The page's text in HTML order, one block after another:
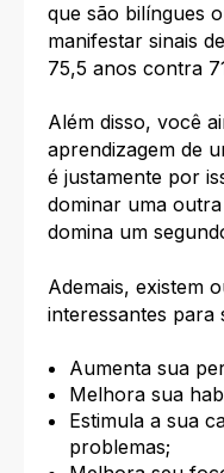
que são bilíngues
manifestar sinais
75,5 anos contra
Além disso, você
aprendizagem de
é justamente por
dominar uma
domina um
Ademais, existem
interessantes para
Aumenta sua
Melhora sua
Estimula a sua
problemas;